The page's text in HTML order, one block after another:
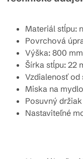
Materiál stĺpu:
Povrchová
Výška: 800 mm
Šírka stĺpu: 22
Vzdialenosť od
Miska na mydlo
Posuvný
Nastaviteľné